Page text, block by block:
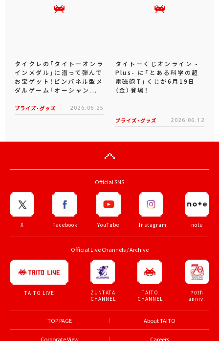
タイクレの「タイトーオンラ
インメダル」に潜って弾んで
お宝ゲット！ピンパネル型メ
ダルゲーム「オーシャン...
プライズ・グッズ 2026.06.25
タイトーくじオンライン -
Plus- に「とある科学の超
電磁砲T」くじが6月19日
（金）登場！
プライズ・グッズ 2026.06.12
Official SNS
X Facebook YouTube Instagram note
Official Live Channels / Archive
TAITO LIVE
ZUNTATA
CHANNEL
TAITO
CHANNEL
70th
anniv.
TOP PAGE About TAITO